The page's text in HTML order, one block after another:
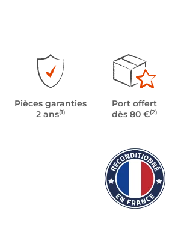
Pièces garanties
2 ans(1)
Port offert
dès 80 €(2)